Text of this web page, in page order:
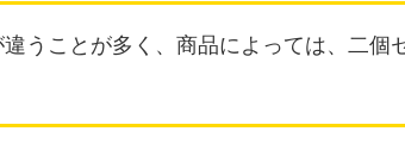
うことが多く、商品によっては、二個